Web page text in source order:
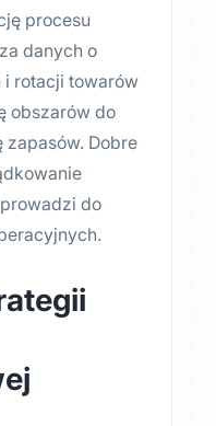
procesu
danych o
i rotacji towarów
obszarów do
Dobre
do